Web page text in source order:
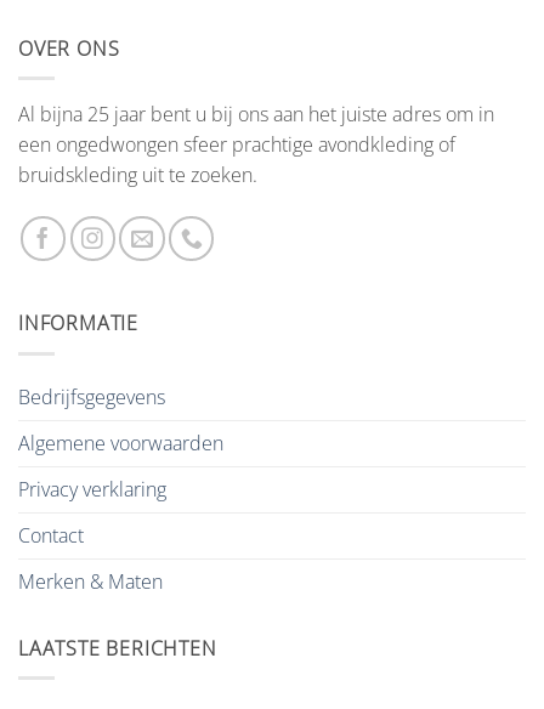
OVER ONS
Al bijna 25 jaar bent u bij ons aan het juiste adres om in
een ongedwongen sfeer prachtige avondkleding of
bruidskleding uit te zoeken.
INFORMATIE
Bedrijfsgegevens
Algemene voorwaarden
Privacy verklaring
Contact
Merken & Maten
LAATSTE BERICHTEN